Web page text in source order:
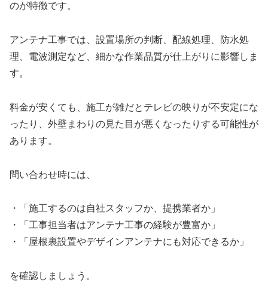
のが特徴です。
アンテナ工事では、設置場所の判断、配線処理、防水処
理、電波測定など、細かな作業品質が仕上がりに影響しま
す。
料金が安くても、施工が雑だとテレビの映りが不安定にな
ったり、外壁まわりの見た目が悪くなったりする可能性が
あります。
問い合わせ時には、
・「施工するのは自社スタッフか、提携業者か」
・「工事担当者はアンテナ工事の経験が豊富か」
・「屋根裏設置やデザインアンテナにも対応できるか」
を確認しましょう。